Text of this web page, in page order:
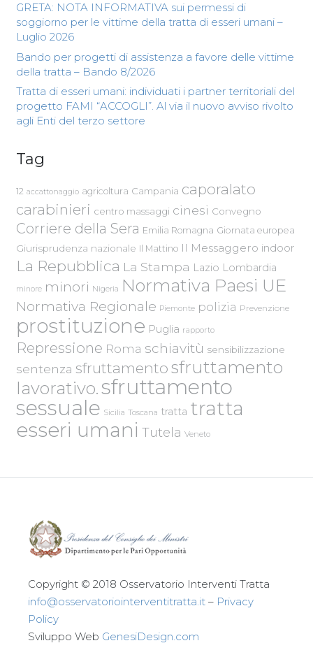
GRETA: NOTA INFORMATIVA sui permessi di
soggiorno per le vittime della tratta di esseri umani –
Luglio 2026
Bando per progetti di assistenza a favore delle vittime
della tratta – Bando 8/2026
Tratta di esseri umani: individuati i partner territoriali del
progetto FAMI “ACCOGLI”. Al via il nuovo avviso rivolto
agli Enti del terzo settore
Tag
12 accattonaggio agricoltura Campania caporalato
carabinieri centro massaggi cinesi Convegno
Corriere della Sera Emilia Romagna Giornata europea
Giurisprudenza nazionale Il Mattino Il Messaggero indoor
La Repubblica La Stampa Lazio Lombardia
minore minori Nigeria Normativa Paesi UE
Normativa Regionale Piemonte polizia Prevenzione
prostituzione Puglia rapporto
Repressione Roma schiavitù sensibilizzazione
sentenza sfruttamento sfruttamento
lavorativo.sfruttamento
sessuale Sicilia Toscana tratta tratta
esseri umani Tutela Veneto
Copyright © 2018 Osservatorio Interventi Tratta
info@osservatoriointerventitratta.it – Privacy
Policy
Sviluppo Web GenesiDesign.com